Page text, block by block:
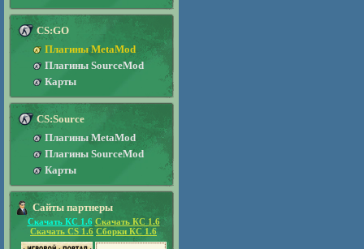
CS:GO
Плагины MetaMod
Плагины SourceMod
Карты
CS:Source
Плагины MetaMod
Плагины SourceMod
Карты
Сайты партнеры
Скачать КС 1.6 Скачать КС 1.6
Скачать CS 1.6 Сборки КС 1.6